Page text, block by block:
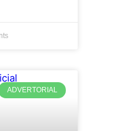
ADVERTORIAL